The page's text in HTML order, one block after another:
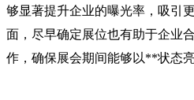
够显著提升企业的曝光率，吸引
面，尽早确定展位也有助于企业
作，确保展会期间能够以**状态亮